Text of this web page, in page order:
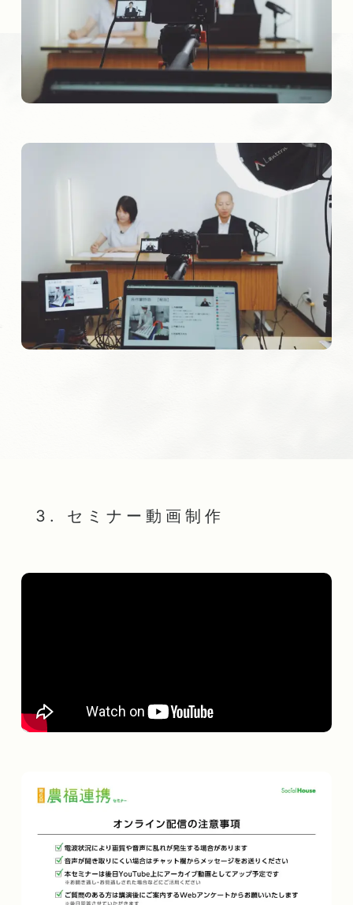
3. セミナー動画制作